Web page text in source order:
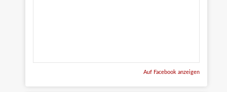
Auf Facebook anzeigen